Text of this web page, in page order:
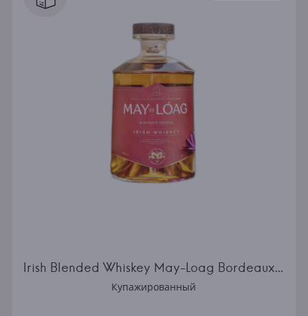
Irish Blended Whiskey May-Loag Bordeaux Smoked
Купажированный